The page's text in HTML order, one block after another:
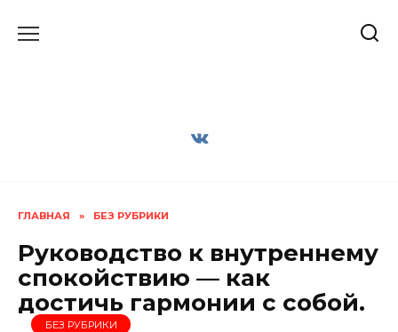
ГЛАВНАЯ » БЕЗ РУБРИКИ
Руководство к внутреннему
спокойствию — как
достичь гармонии с собой.
БЕЗ РУБРИКИ